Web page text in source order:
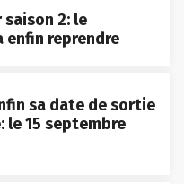
saison 2: le
enfin reprendre
sa date de sortie
le 15 septembre